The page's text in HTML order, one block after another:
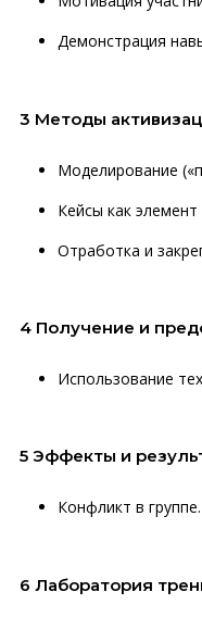
Демонстрация
3 Методы
Моделирование
Кейсы как элемент
Отработка и
4 Получение и
Использование
5 Эффекты и
Конфликт в
6 Лаборатория